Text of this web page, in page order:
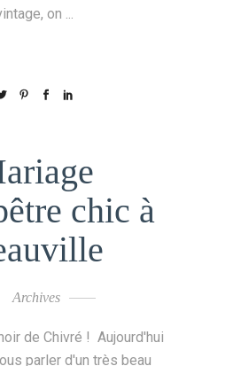
on
chic à
Archives
de Chivré ! Aujourd'hui
parler d'un très beau